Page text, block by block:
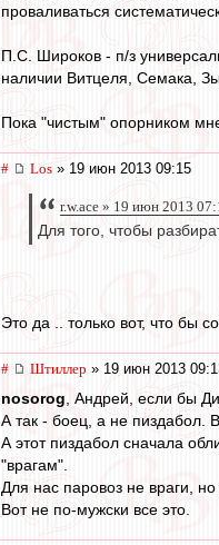
проваливаться
П.С. Широков - п/з
наличии Витцеля, Семака,
Пока "чистым" опорником
# Los » 19 июн 2013 09:15
r.w.ace » 19 июн 2013
Для того, чтобы
Это да .. только вот, что бы
# Штиллер » 19 июн 2013
nosorog , Андрей, если бы
А так - боец, а не пиздабол.
А этот пиздабол сначала
"врагам".
Для нас паровоз не враги,
Вот не по-мужски все это.